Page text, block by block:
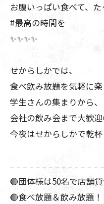
お腹いっぱい食べて、た
#最高の時間を
✨️✨️✨️✨️
せからしかでは、
食べ飲み放題を気軽に楽
学生さんの集まりから、
会社の飲み会まで大歓
今夜はせからしかで乾
𓐄 𓐄 𓐄 𓐄 𓐄 𓐄 𓐄 𓐄 𓐄 𓐄 𓐄 𓐄 𓐄 𓐄
🔴団体様は50名で店舗貸
🔴食べ放題＆飲み放題！